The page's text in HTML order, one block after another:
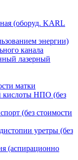
(оборуд. KARL
энергии)
канала
лазерный
матки
кислоты НПО (без
(без стоимости
уретры (без
(аспирационно